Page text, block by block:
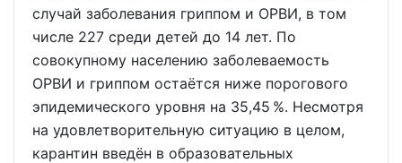
случай заболевания гриппом и ОРВИ, в том
числе 227 среди детей до 14 лет. По
совокупному населению заболеваемость
ОРВИ и гриппом остаётся ниже порогового
эпидемического уровня на 35,45 %. Несмотря
на удовлетворительную ситуацию в целом,
карантин введён в образовательных